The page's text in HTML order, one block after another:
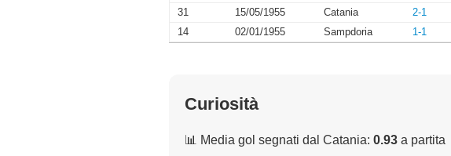
31
15/05/1955 Catania 2-1
14
02/01/1955 Sampdoria 1-1
Curiosità
📊 Media gol segnati dal Catania: 0.93 a partita